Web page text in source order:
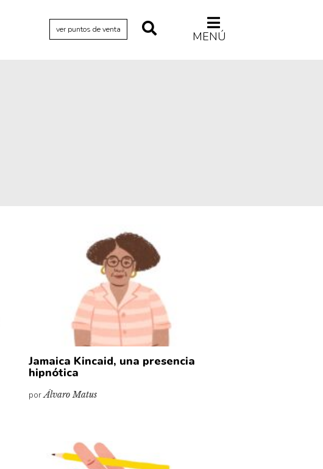
ver puntos de venta MENÚ
Turismo accidental
Vidas paralelas
Voces y lecturas
Jamaica Kincaid, una presencia
hipnótica
porÁlvaro Matus